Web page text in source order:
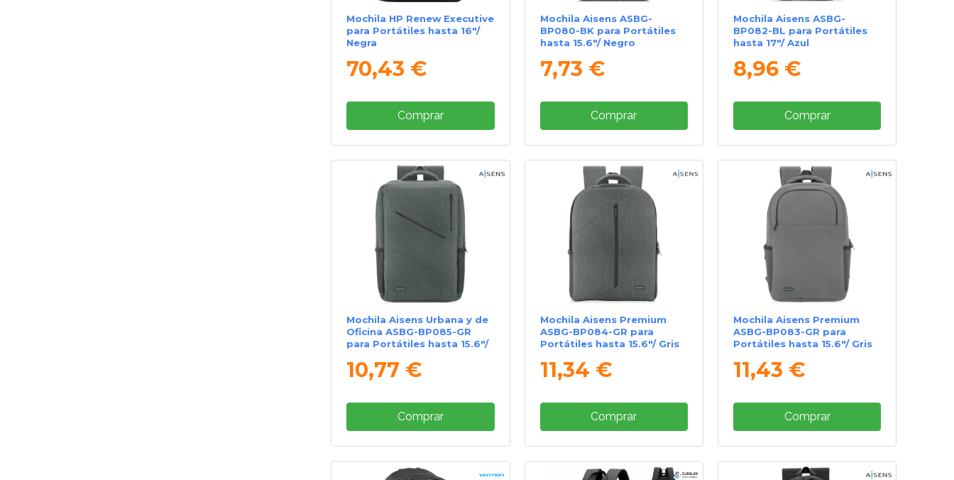
Mochila HP Renew Executive
para Portátiles hasta 16"/
Negra
70,43 €
Comprar
Mochila Aisens ASBG-
BP080-BK para Portátiles
hasta 15.6"/ Negro
7,73 €
Comprar
Mochila Aisens ASBG-
BP082-BL para Portátiles
hasta 17"/ Azul
8,96 €
Comprar
Mochila Aisens Urbana y de
Oficina ASBG-BP085-GR
para Portátiles hasta 15.6"/
10,77 €
Comprar
Mochila Aisens Premium
ASBG-BP084-GR para
Portátiles hasta 15.6"/ Gris
11,34 €
Comprar
Mochila Aisens Premium
ASBG-BP083-GR para
Portátiles hasta 15.6"/ Gris
11,43 €
Comprar